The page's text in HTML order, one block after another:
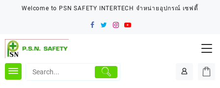
Welcome to PSN SAFETY INTERTECH จำหน่ายอุปกรณ์ เซฟตี้